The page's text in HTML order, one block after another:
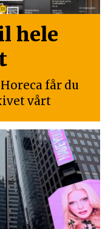
hele
får du
vårt